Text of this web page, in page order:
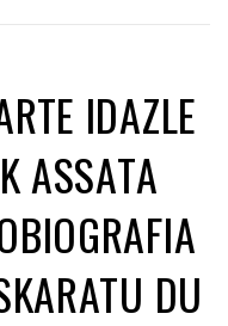
IDAZLE
ASSATA
DU